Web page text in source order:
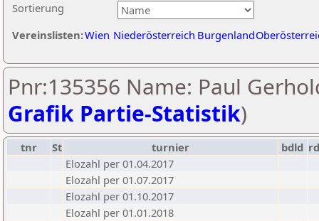
Sortierung
Vereinslisten:Wien Niederösterreich Burgenland
Pnr:135356 Name: Paul
Grafik Partie-Statistik)
tnr St turnier bdld rd
Elozahl per 01.04.2017
Elozahl per 01.07.2017
Elozahl per 01.10.2017
Elozahl per 01.01.2018